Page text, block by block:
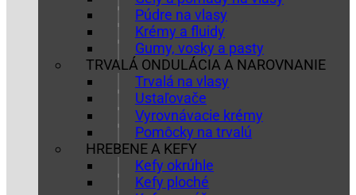
Púdre na vlasy
Krémy a fluidy
Gumy, vosky a pasty
TRVALÁ ONDULÁCIA A NAROVNANIE
Trvalá na vlasy
Ustaľovače
Vyrovnávacie krémy
Pomôcky na trvalú
HREBENE A KEFY
Kefy okrúhle
Kefy ploché